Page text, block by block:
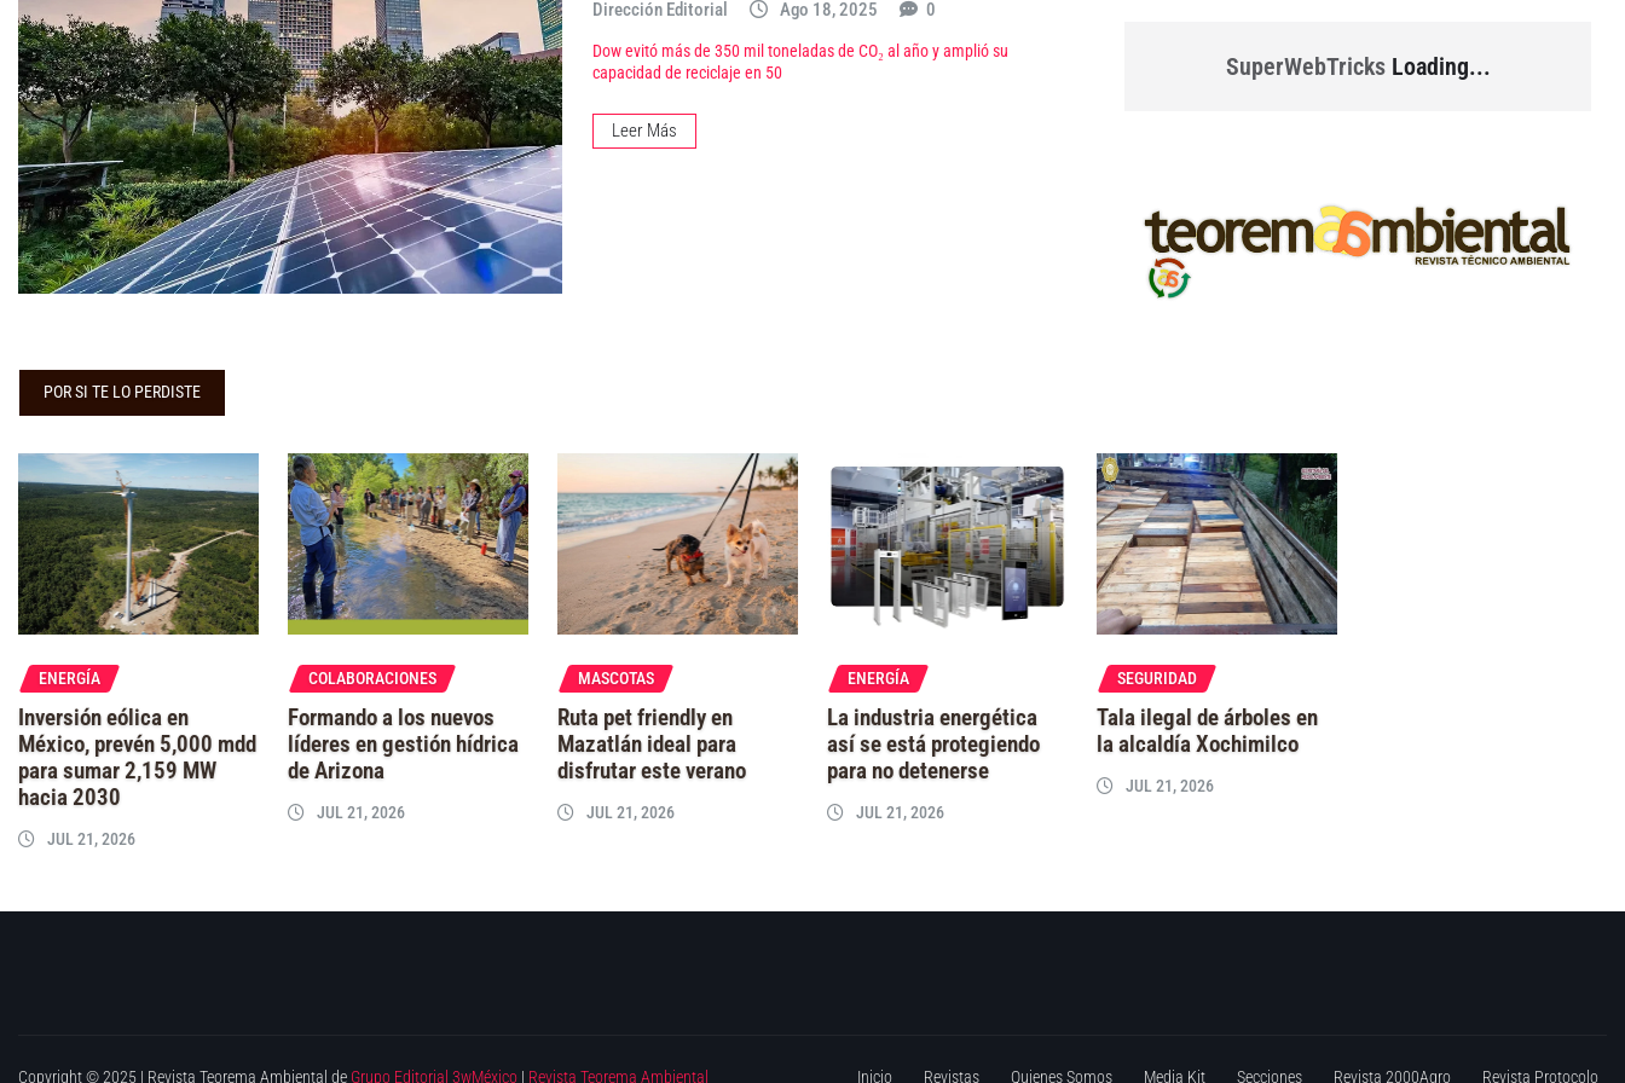
Dirección Editorial Ago 18, 2025 0
Dow evitó más de 350 mil toneladas de CO₂ al año y amplió su
capacidad de reciclaje en 50
Leer Más
SuperWebTricksLoading...
POR SI TE LO PERDISTE
ENERGÍA
Inversión eólica en
México, prevén 5,000 mdd
para sumar 2,159 MW
hacia 2030
JUL 21, 2026
COLABORACIONES
Formando a los nuevos
líderes en gestión hídrica
de Arizona
JUL 21, 2026
MASCOTAS
Ruta pet friendly en
Mazatlán ideal para
disfrutar este verano
JUL 21, 2026
ENERGÍA
La industria energética
así se está protegiendo
para no detenerse
JUL 21, 2026
SEGURIDAD
Tala ilegal de árboles en
la alcaldía Xochimilco
JUL 21, 2026
Copyright © 2025 | Revista Teorema Ambiental de Grupo Editorial 3wMéxico | Revista Teorema Ambiental Inicio Revistas Quienes Somos Media Kit Secciones Revista 2000Agro Revista Protocolo